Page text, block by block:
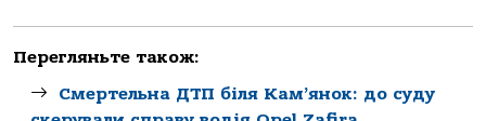
Перегляньте також:
Смертельна ДТП біля Кам’янок: до суду